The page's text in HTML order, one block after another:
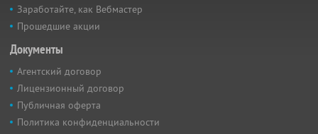
Заработайте, как Вебмастер
Прошедшие акции
Документы
Агентский договор
Лицензионный договор
Публичная оферта
Политика конфиденциальности